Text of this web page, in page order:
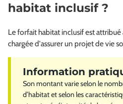
habitat inclusif ?
Le forfait habitat inclusif est
chargée d'assurer un projet de vie
Son montant varie selon le
d’habitat et selon les